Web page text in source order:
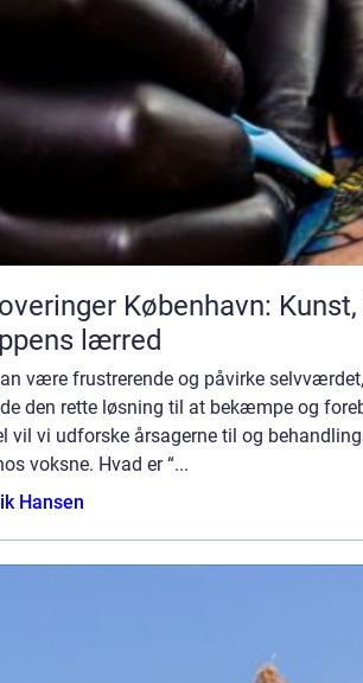
København:
lærred
være frustrerende og påvirke
den rette løsning til at bekæmpe og
vil vi udforske årsagerne til og
voksne. Hvad er “...
Hansen